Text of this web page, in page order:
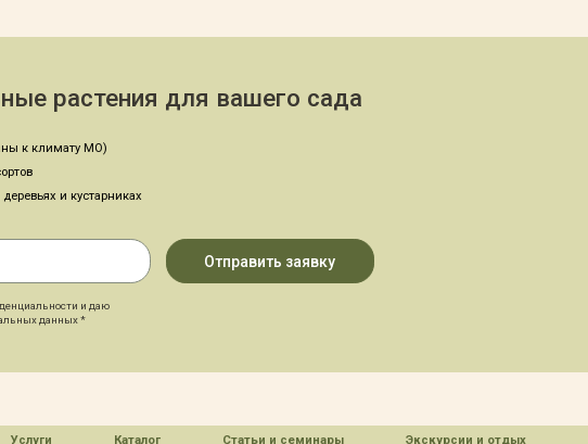
растения для вашего сада
к климату МО)
и кустарниках
и даю
данных *
Услуги Каталог Статьи и семинары Экскурсии и отдых